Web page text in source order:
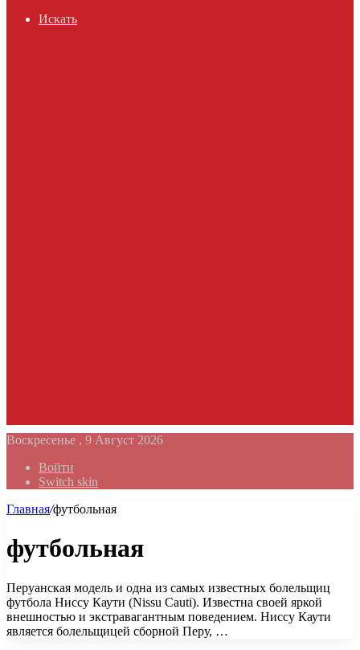
Искать
Воскресенье , 9 Август 2026
Войти
Switch skin
Главная/футбольная
футбольная
Перуанская модель и одна из самых известных болельщиц
футбола Ниссу Каути (Nissu Cauti). Известна своей яркой
внешностью и экстравагантным поведением. Ниссу Каути
является болельщицей сборной Перу, …